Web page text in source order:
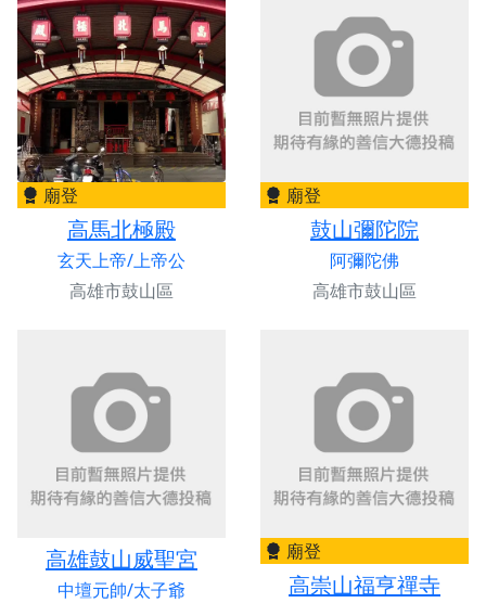
廟登
高馬北極殿
玄天上帝/上帝公
高雄市鼓山區
廟登
鼓山彌陀院
阿彌陀佛
高雄市鼓山區
高雄鼓山威聖宮
中壇元帥/太子爺
廟登
高崇山福亨禪寺